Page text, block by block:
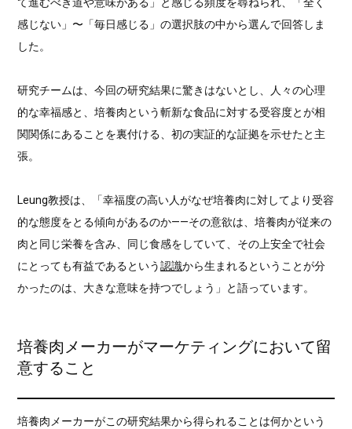
感じない」〜「毎日感じる」の選択肢の中から選んで回答しま
した。
研究チームは、今回の研究結果に驚きはないとし、人々の心理
的な幸福感と、培養肉という斬新な食品に対する受容度とが相
関関係にあることを裏付ける、初の実証的な証拠を示せたと主
張。
Leung教授は、「幸福度の高い人がなぜ培養肉に対してより受容
的な態度をとる傾向があるのか——その意欲は、培養肉が従来の
肉と同じ栄養を含み、同じ食感をしていて、その上安全で社会
にとっても有益であるという認識から生まれるということが分
かったのは、大きな意味を持つでしょう」と語っています。
培養肉メーカーがマーケティングにおいて留
意すること
培養肉メーカーがこの研究結果から得られることは何かという